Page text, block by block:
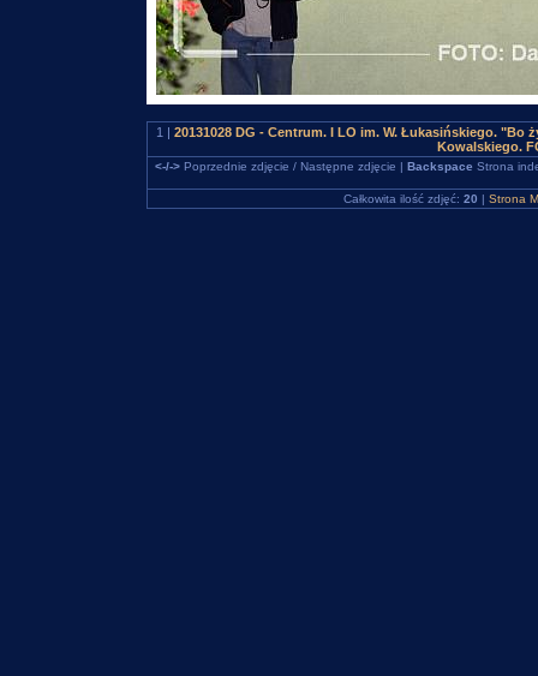
1 | 20131028 DG - Centrum. I LO im. W. Łukasińskiego. "Bo
Kowalskiego.
<-/->Poprzednie zdjęcie / Następne zdjęcie | Backspace Strona
Całkowita ilość zdjęć: 20 | Strona